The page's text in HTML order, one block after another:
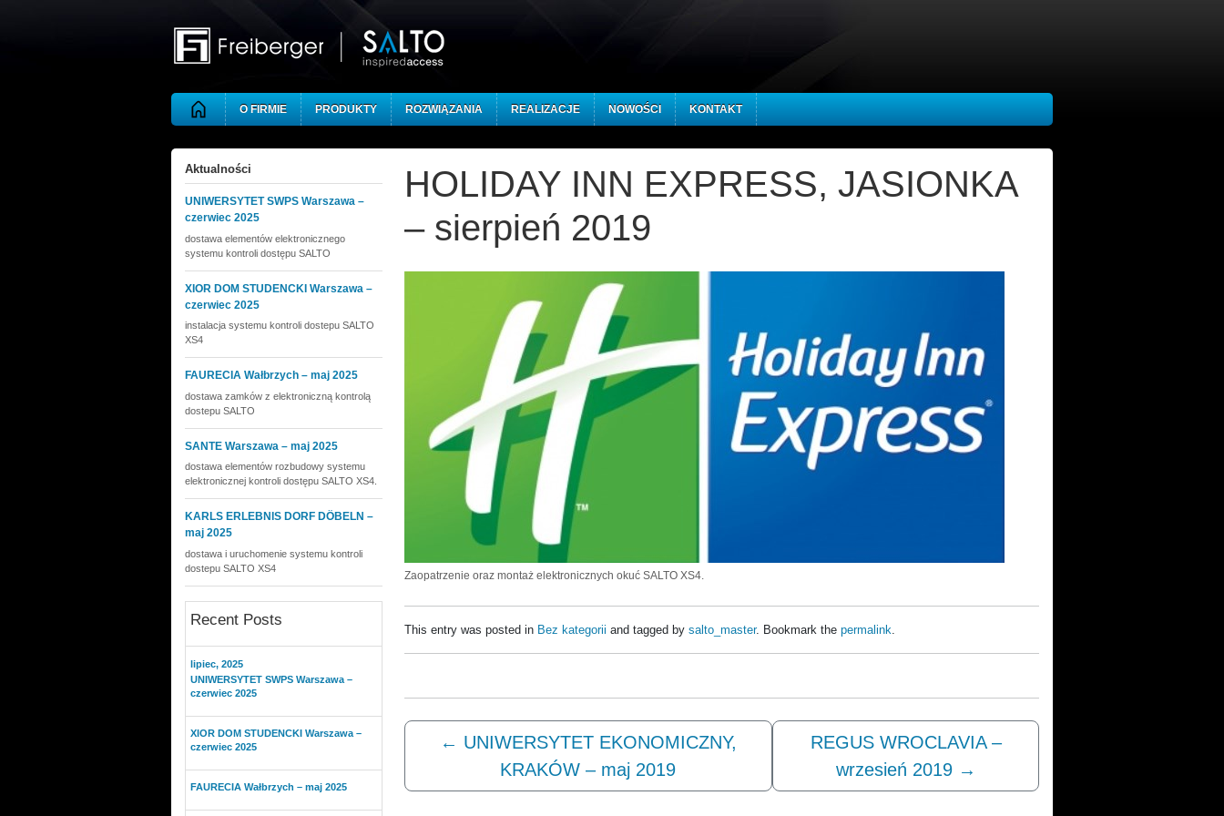
O FIRMIE PRODUKTY ROZWIĄZANIA REALIZACJE NOWOŚCI KONTAKT
HOLIDAY INN EXPRESS, JASIONKA
– sierpień 2019
Zaopatrzenie oraz montaż elektronicznych okuć SALTO XS4.
This entry was posted in Bez kategorii and tagged by salto_master. Bookmark the permalink.
← UNIWERSYTET EKONOMICZNY,
KRAKÓW – maj 2019
REGUS WROCLAVIA –
wrzesień 2019 →
Aktualności
UNIWERSYTET SWPS Warszawa –
czerwiec 2025
dostawa elementów elektronicznego
systemu kontroli dostępu SALTO
XIOR DOM STUDENCKI Warszawa –
czerwiec 2025
instalacja systemu kontroli dostepu SALTO
XS4
FAURECIA Wałbrzych – maj 2025
dostawa zamków z elektroniczną kontrolą
dostepu SALTO
SANTE Warszawa – maj 2025
dostawa elementów rozbudowy systemu
elektronicznej kontroli dostępu SALTO XS4.
KARLS ERLEBNIS DORF DÖBELN –
maj 2025
dostawa i uruchomenie systemu kontroli
dostepu SALTO XS4
Recent Posts
lipiec, 2025
UNIWERSYTET SWPS Warszawa –
czerwiec 2025
XIOR DOM STUDENCKI Warszawa –
czerwiec 2025
FAURECIA Wałbrzych – maj 2025